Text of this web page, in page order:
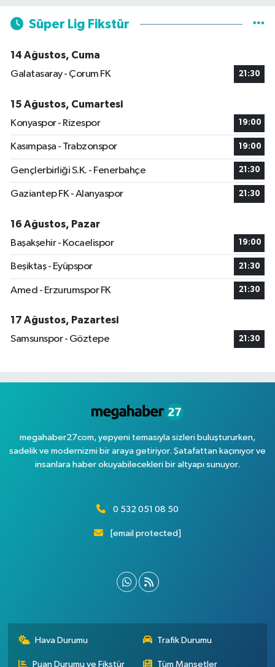
Süper Lig Fikstür
14 Ağustos, Cuma
Galatasaray - Çorum FK
21:30
15 Ağustos, Cumartesi
Konyaspor - Rizespor
19:00
Kasımpaşa - Trabzonspor 19:00
Gençlerbirliği S.K. - Fenerbahçe 21:30
Gaziantep FK - Alanyaspor 21:30
16 Ağustos, Pazar
Başakşehir - Kocaelispor
19:00
Beşiktaş - Eyüpspor 21:30
Amed - Erzurumspor FK 21:30
17 Ağustos, Pazartesi
Samsunspor - Göztepe
21:30
megahaber27com, yepyeni temasıyla sizleri buluştururken,
sadelik ve modernizmi bir araya getiriyor. Şatafattan kaçınıyor ve
insanlara haber okuyabilecekleri bir altyapı sunuyor.
0 532 051 08 50
[email protected]
Hava Durumu Trafik Durumu
Puan Durumu ve Fikstür Tüm Manşetler